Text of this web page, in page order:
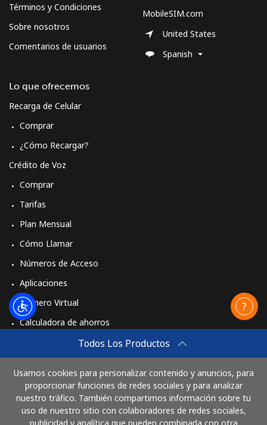
Todos Los Productos
Usamos cookies para personalizar contenido y anuncios, para
proporcionar funciones de redes sociales y para analizar
nuestro tráfico. También compartimos información sobre tu
uso de nuestro sitio con colaboradores de redes sociales,
Términos y Condiciones
Sobre nosotros
Comentarios de usuarios
Lo que ofrecemos
Recarga de Celular
Comprar
¿Cómo Recargar?
Crédito de Voz
Comprar
Tarifas
Plan Mensual
Cómo Llamar
Números de Acceso
Aplicaciones
Número Virtual
Calculadora de ahorros
Comprar
Cómo funciona
MobileSIM.com
United States
Spanish